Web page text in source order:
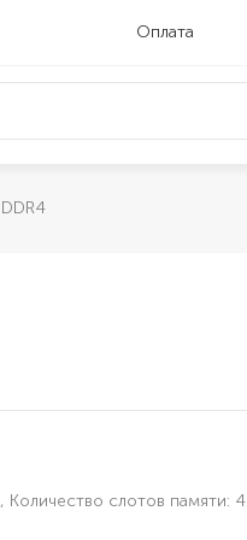
Оплата
слотов памяти: 4